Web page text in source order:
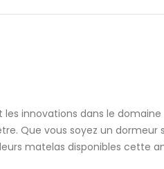
innovations dans le
Que vous soyez un dormeur
matelas disponibles cette